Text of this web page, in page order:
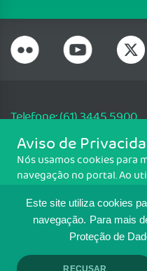
Este site utiliza cookies
navegação. Para mais
Proteção de
RECUSAR
Telefone: (61) 3445 5900
Email:
SGAS 616, Conjunto D, Lote 115,
CNPJ: 33.583.550/0001-30
MAPA DO SITE
TRANSPARÊNCIA E
Aviso de
Nós usamos cookies para
navegação no portal. Ao
Para ter mais
Política de cookies. Se